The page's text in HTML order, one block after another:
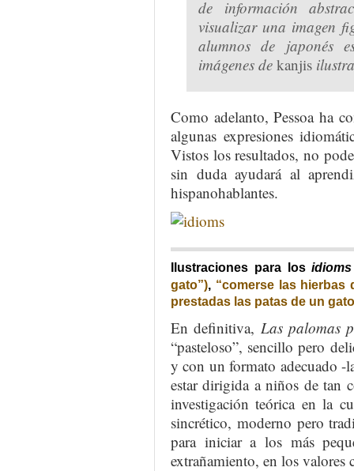
de información
visualizar una imagen
alumnos de japonés
imágenes de kanjis
Como adelanto, Pessoa ha
algunas expresiones
Vistos los resultados, no
sin duda ayudará al
hispanohablantes.
Ilustraciones para losidioms
gato”), “comerse las hierbas
prestadas las patas de un
En definitiva, Las palomas
“pasteloso”, sencillo pero
y con un formato adecuado -
estar dirigida a niños de tan
investigación teórica en la
sincrético, moderno pero
para iniciar a los más
extrañamiento, en los valores